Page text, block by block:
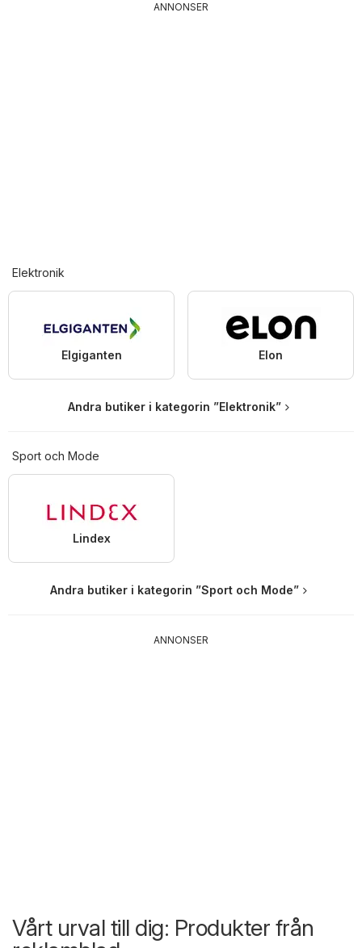
ANNONSER
Elektronik
Elgiganten Elon
Andra butiker i kategorin ”Elektronik”
Sport och Mode
Lindex
Andra butiker i kategorin ”Sport och Mode”
ANNONSER
Vårt urval till dig: Produkter från